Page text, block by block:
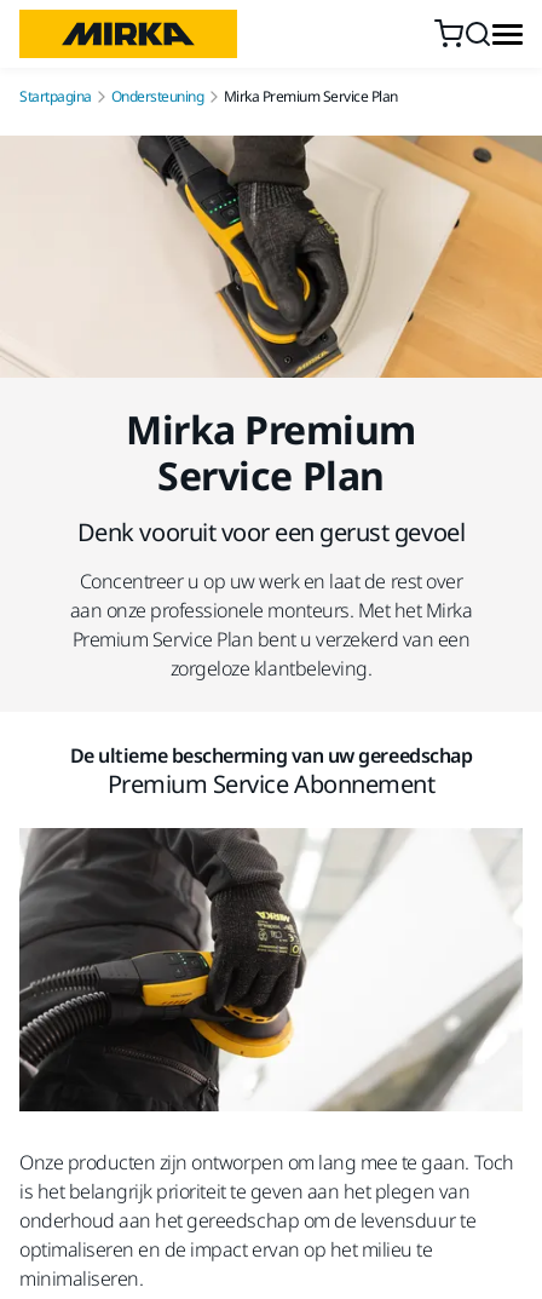
Doorgaan naar inhoud
Startpagina Ondersteuning Mirka Premium Service Plan
Mirka Premium
Service Plan
Denk vooruit voor een gerust gevoel
Concentreer u op uw werk en laat de rest over
aan onze professionele monteurs. Met het Mirka
Premium Service Plan bent u verzekerd van een
zorgeloze klantbeleving.
De ultieme bescherming van uw gereedschap
Premium Service Abonnement
Onze producten zijn ontworpen om lang mee te gaan. Toch
is het belangrijk prioriteit te geven aan het plegen van
onderhoud aan het gereedschap om de levensduur te
optimaliseren en de impact ervan op het milieu te
minimaliseren.